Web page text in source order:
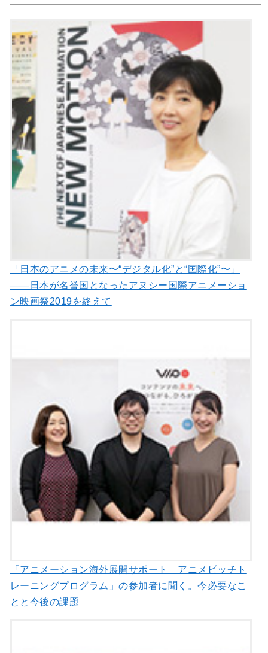
「日本のアニメの未来〜“デジタル化”と“国際化”〜」
――日本が名誉国となったアヌシー国際アニメーショ
ン映画祭2019を終えて
「アニメーション海外展開サポート アニメピッチト
レーニングプログラム」の参加者に聞く。今必要なこ
とと今後の課題